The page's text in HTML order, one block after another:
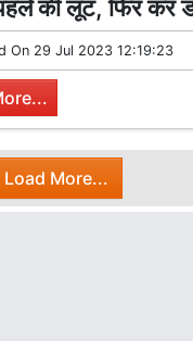
की लूट, फिर कर
On 29 Jul 2023 12:19:23
Load More...